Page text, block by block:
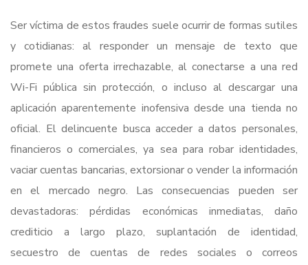
Ser víctima de estos fraudes suele ocurrir de formas sutiles
y cotidianas: al responder un mensaje de texto que
promete una oferta irrechazable, al conectarse a una red
Wi-Fi pública sin protección, o incluso al descargar una
aplicación aparentemente inofensiva desde una tienda no
oficial. El delincuente busca acceder a datos personales,
financieros o comerciales, ya sea para robar identidades,
vaciar cuentas bancarias, extorsionar o vender la información
en el mercado negro. Las consecuencias pueden ser
devastadoras: pérdidas económicas inmediatas, daño
crediticio a largo plazo, suplantación de identidad,
secuestro de cuentas de redes sociales o correos